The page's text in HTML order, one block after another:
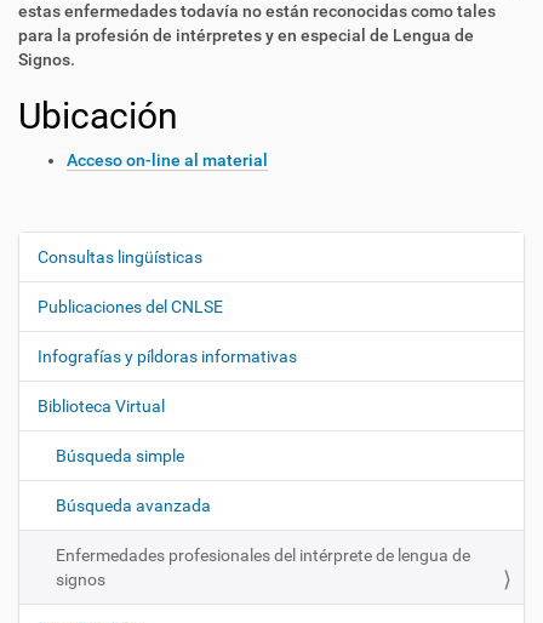
estas enfermedades todavía no están reconocidas como tales
para la profesión de intérpretes y en especial de Lengua de
Signos.
Ubicación
Acceso on-line al material
N
e
g
a
i
n
Consultas lingüísticas
Publicaciones del CNLSE
Infografías y píldoras informativas
Biblioteca Virtual
Búsqueda simple
Búsqueda avanzada
Enfermedades profesionales del intérprete de lengua de
signos